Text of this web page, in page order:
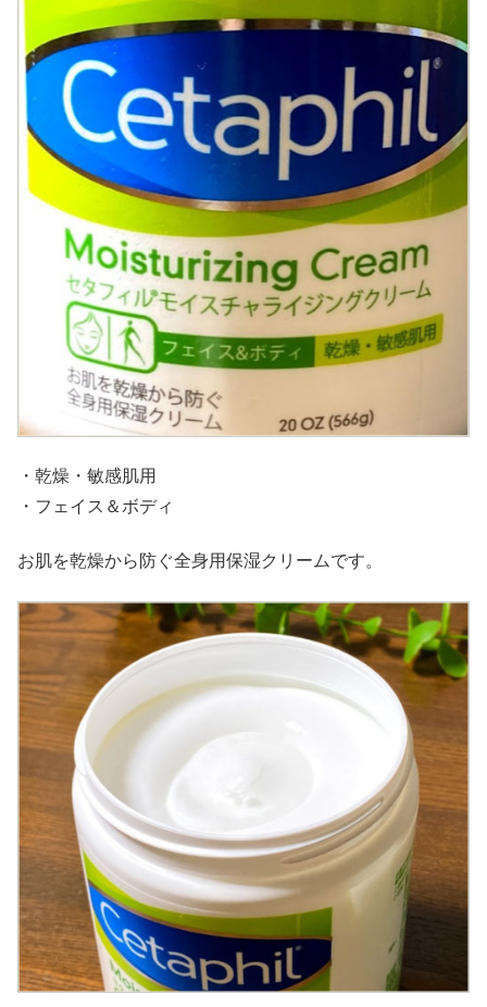
・乾燥・敏感肌用
・フェイス＆ボディ
お肌を乾燥から防ぐ全身用保湿クリームです。